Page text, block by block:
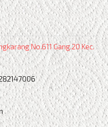
No.611 Gang.20 Kec.